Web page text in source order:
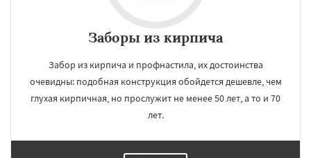
Заборы из кирпича
Забор из кирпича и профнастила, их достоинства
очевидны: подобная конструкция обойдется дешевле, чем
глухая кирпичная, но прослужит не менее 50 лет, а то и 70
лет.